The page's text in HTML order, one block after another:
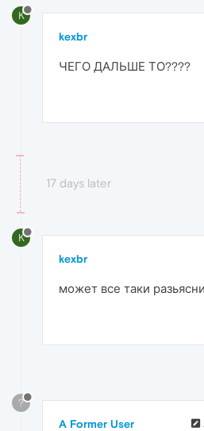
K
kexbr
ЧЕГО ДАЛЬШЕ ТО????
17 days later
K
kexbr
может все таки
?
A Former User